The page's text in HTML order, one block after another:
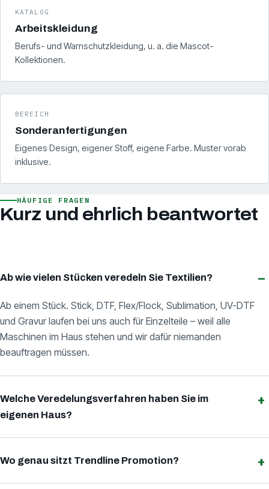
KATALOG
Arbeitskleidung
Berufs- und Warnschutzkleidung, u. a. die Mascot-
Kollektionen.
BEREICH
Sonderanfertigungen
Eigenes Design, eigener Stoff, eigene Farbe. Muster vorab
inklusive.
HÄUFIGE FRAGEN
Kurz und ehrlich beantwortet
Ab wie vielen Stücken veredeln Sie Textilien?
Ab einem Stück. Stick, DTF, Flex/Flock, Sublimation, UV-DTF
und Gravur laufen bei uns auch für Einzelteile – weil alle
Maschinen im Haus stehen und wir dafür niemanden
beauftragen müssen.
Welche Veredelungsverfahren haben Sie im
eigenen Haus?
Wo genau sitzt Trendline Promotion?